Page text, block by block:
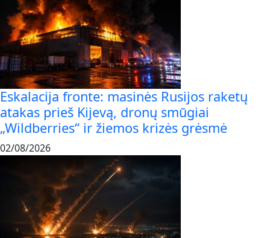
Eskalacija fronte: masinės Rusijos raketų
atakas prieš Kijevą, dronų smūgiai
„Wildberries“ ir žiemos krizės grėsmė
02/08/2026